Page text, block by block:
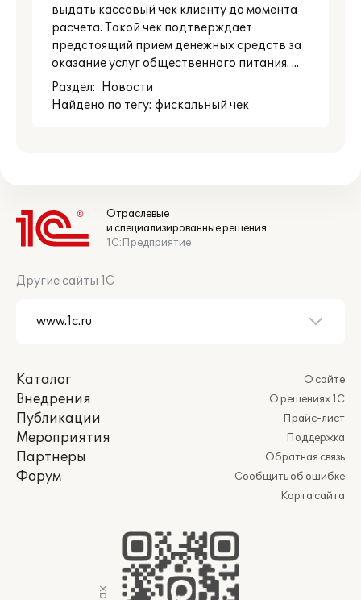
выдать кассовый чек клиенту до момента
расчета. Такой чек подтверждает
предстоящий прием денежных средств за
оказание услуг общественного питания. ...
Раздел:
Новости
Найдено по тегу: фискальный чек
Отраслевые
и специализированные решения
1С:Предприятие
Другие сайты 1С
Каталог
Внедрения
Публикации
Мероприятия
Партнеры
Форум
О сайте
О решениях 1С
Прайс-лист
Поддержка
Обратная связь
Сообщить об ошибке
Карта сайта